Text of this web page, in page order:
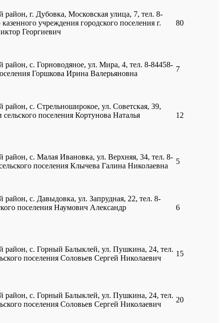
район, г. Дубовка, Московская улица, 7, тел. 8-
учреждения городского поселения г.
Георгиевич
80
район, с. Горноводяное, ул. Мира, 4, тел. 8-84458-
Горшкова Ирина Валерьяновна
7
район, с. Стрельноширокое, ул. Советская, 39,
поселения Кортунова Наталья
12
район, с. Малая Ивановка, ул. Верхняя, 34, тел. 8-
поселения Клычева Галина Николаевна
5
район, с. Давыдовка, ул. Запрудная, 22, тел. 8-
поселения Наумович Александр
6
район, с. Горный Балыклей, ул. Пушкина, 24, тел.
поселения Соловьев Сергей Николаевич
15
район, с. Горный Балыклей, ул. Пушкина, 24, тел.
поселения Соловьев Сергей Николаевич
20